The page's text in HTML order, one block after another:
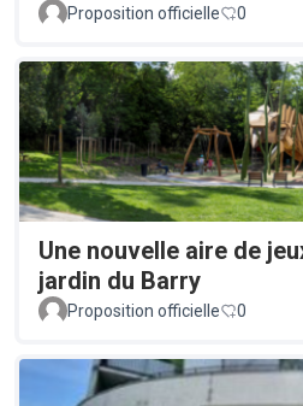
Proposition officielle 0
Une nouvelle aire de
jardin du Barry
Proposition officielle 0